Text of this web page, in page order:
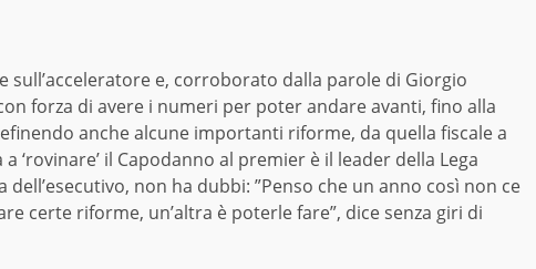
sull’acceleratore e, corroborato dalla parole di Giorgio
forza di avere i numeri per poter andare avanti, fino alla
anche alcune importanti riforme, da quella fiscale a
‘rovinare’ il Capodanno al premier è il leader della Lega
non ha dubbi: ”Penso che un anno così non ce
certe riforme, un’altra è poterle fare”, dice senza giri di